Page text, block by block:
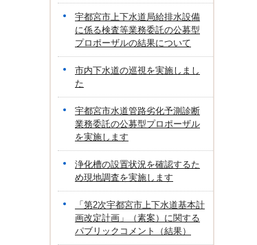
宇都宮市上下水道局給排水設備
に係る検査等業務委託の公募型
プロポーザルの結果について
市内下水道の巡視を実施しまし
た
宇都宮市水道管路劣化予測診断
業務委託の公募型プロポーザル
を実施します
浄化槽の設置状況を確認するた
め現地調査を実施します
「第2次宇都宮市上下水道基本計
画改定計画」（素案）に関する
パブリックコメント（結果）